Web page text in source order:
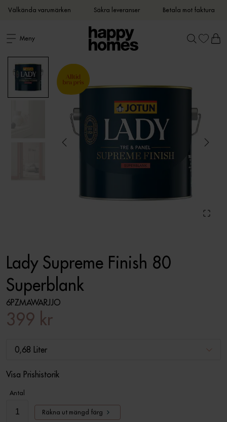
Välkända varumärken Säkra leveranser Betala mot faktura
Meny
Lady Supreme Finish 80
Superblank
6PZMAWARJJO
399 kr
0,68 Liter
Visa Prishistorik
Antal
Räkna ut mängd färg